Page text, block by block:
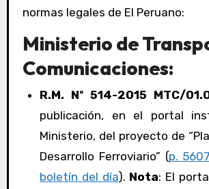
normas legales de El Peruano:
Ministerio de
Comunicaciones:
R.M. Nº 514-2015 MTC/
publicación, en el portal
Ministerio, del proyecto de
Desarrollo Ferroviario” (p.
boletín del día). Nota: El